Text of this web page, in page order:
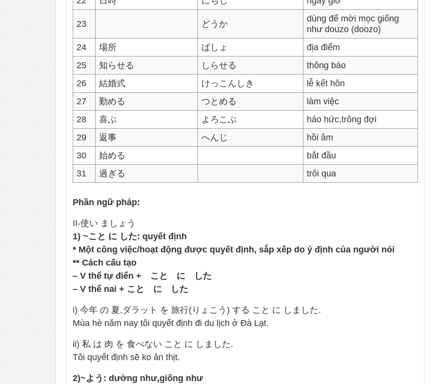
23 どうか
dùng để mời mọc giống
như douzo (doozo)
24
場所 ばしょ
địa điểm
25
知らせる しらせる
thông báo
26
結婚式 けっこんしき
lễ kết hôn
27
勤める つとめる
làm việc
28
喜ぶ よろこぶ
háo hức,trông đợi
29
返事 へんじ
hồi âm
30
始める
bắt đầu
31
過ぎる trôi qua
Phần ngữ pháp:
II-使い ましょう
1) ~こと に した: quyết định
* Một công việc/hoạt động được quyết định, sắp xếp do ý định của người nói
** Cách cấu tạo
– V thể tự điển + こと に した
– V thể nai + こと に した
i) 今年 の 夏,ダラット を 旅行(りょこう) する こと に しました.
Mùa hè năm nay tôi quyết định đi du lịch ở Đà Lạt.
ii) 私 は 肉 を 食べない こと に しました.
Tôi quyết định sẽ ko ăn thịt.
2)~よう: dường như,giống như